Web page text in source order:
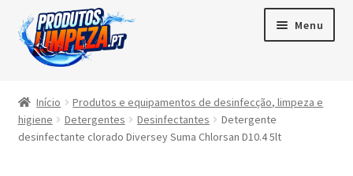
Menu
Produtos
Início
Produtos e equipamentos de desinfecção, limpeza e
higiene
Detergentes Desinfectantes
Detergente
desinfectante clorado Diversey Suma Chlorsan D10.4 5lt